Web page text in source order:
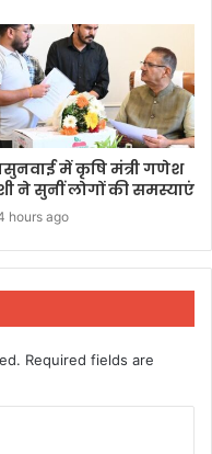
में कृषि मंत्री गणेश
ने सुनीं लोगों की समस्याएं
hours ago
Required fields are